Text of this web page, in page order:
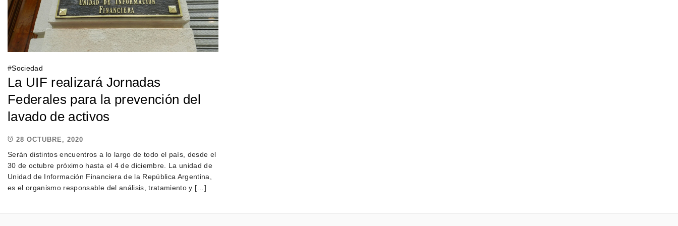
#Sociedad
La UIF realizará Jornadas
Federales para la prevención del
lavado de activos
28 OCTUBRE, 2020
Serán distintos encuentros a lo largo de todo el país, desde el
30 de octubre próximo hasta el 4 de diciembre. La unidad de
Unidad de Información Financiera de la República Argentina,
es el organismo responsable del análisis, tratamiento y […]